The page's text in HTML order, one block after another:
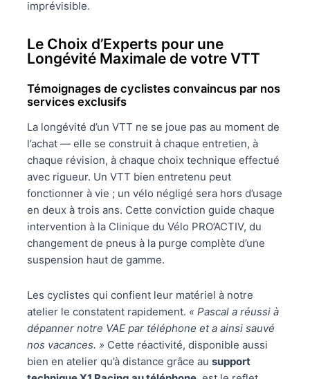
imprévisible.
Le Choix d’Experts pour une
Longévité Maximale de votre VTT
Témoignages de cyclistes convaincus par nos
services exclusifs
La longévité d’un VTT ne se joue pas au moment de
l’achat — elle se construit à chaque entretien, à
chaque révision, à chaque choix technique effectué
avec rigueur. Un VTT bien entretenu peut
fonctionner à vie ; un vélo négligé sera hors d’usage
en deux à trois ans. Cette conviction guide chaque
intervention à la Clinique du Vélo PRO’ACTIV, du
changement de pneus à la purge complète d’une
suspension haut de gamme.
Les cyclistes qui confient leur matériel à notre
atelier le constatent rapidement. « Pascal a réussi à
dépanner notre VAE par téléphone et a ainsi sauvé
nos vacances. » Cette réactivité, disponible aussi
bien en atelier qu’à distance grâce ausupport